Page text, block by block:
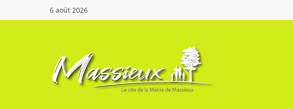
6 août 2026